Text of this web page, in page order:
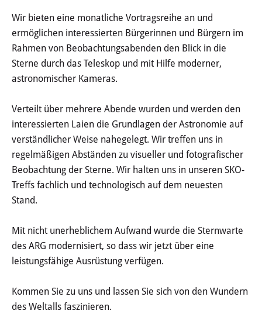
Wir bieten eine monatliche Vortragsreihe an und
ermöglichen interessierten Bürgerinnen und Bürgern im
Rahmen von Beobachtungsabenden den Blick in die
Sterne durch das Teleskop und mit Hilfe moderner,
astronomischer Kameras.
Verteilt über mehrere Abende wurden und werden den
interessierten Laien die Grundlagen der Astronomie auf
verständlicher Weise nahegelegt. Wir treffen uns in
regelmäßigen Abständen zu visueller und fotografischer
Beobachtung der Sterne. Wir halten uns in unseren SKO-
Treffs fachlich und technologisch auf dem neuesten
Stand.
Mit nicht unerheblichem Aufwand wurde die Sternwarte
des ARG modernisiert, so dass wir jetzt über eine
leistungsfähige Ausrüstung verfügen.
Kommen Sie zu uns und lassen Sie sich von den Wundern
des Weltalls faszinieren.
Karriere & Ausbildung
Steuern & Gebühren
Ehrungen
Haushalt
Sitzungsinfo
Gremien
Kinder- und Jugendparlament
Wahlen
Pressecenter
Aktuelle Meldungen